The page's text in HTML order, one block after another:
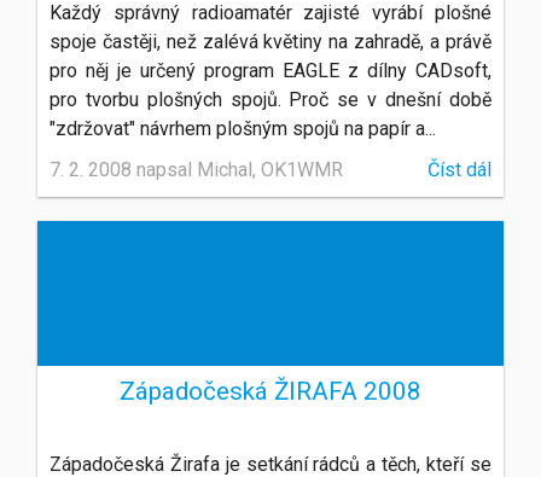
Každý správný radioamatér zajisté vyrábí plošné
spoje častěji, než zalévá květiny na zahradě, a právě
pro něj je určený program EAGLE z dílny CADsoft,
pro tvorbu plošných spojů. Proč se v dnešní době
"zdržovat" návrhem plošným spojů na papír a...
7. 2. 2008 napsal Michal, OK1WMR
Číst dál
Západočeská ŽIRAFA 2008
Západočeská Žirafa je setkání rádců a těch, kteří se